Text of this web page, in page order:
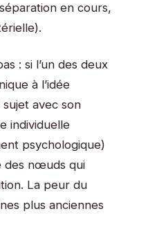
en cours,
: si l’un des deux
à l’idée
sujet avec son
individuelle
psychologique)
des nœuds qui
La peur du
plus anciennes